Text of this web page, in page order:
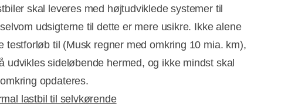
skal leveres med højtudviklede systemer til
udsigterne til dette er mere usikre. Ikke alene
testforløb til (Musk regner med omkring 10 mia. km),
udvikles sideløbende hermed, og ikke mindst skal
opdateres.
lastbil til selvkørende